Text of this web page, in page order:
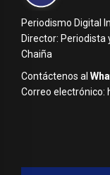
Periodismo Digital
Director:
Chaiña
Contáctenos al
Correo electrónico: